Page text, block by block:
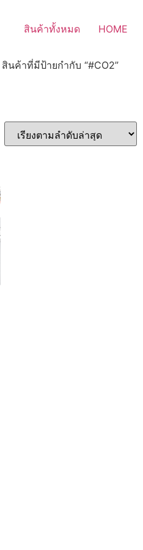
สินค้าทั้งหมด HOME
นค้าที่มีป้ายกำกับ “#CO2”